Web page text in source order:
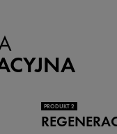
PRODUKT 2